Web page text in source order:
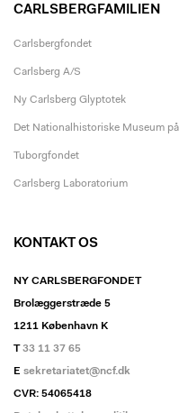
CARLSBERGFAMILIEN
Carlsbergfondet
Carlsberg A/S
Ny Carlsberg Glyptotek
Det Nationalhistoriske Museum
Tuborgfondet
Carlsberg Laboratorium
KONTAKT OS
NY CARLSBERGFONDET
Brolæggerstræde 5
1211 København K
T33 11 37 65
E sekretariatet@ncf.dk
CVR: 54065418